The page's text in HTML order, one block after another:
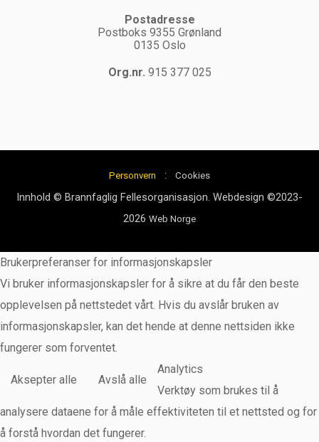
Postadresse
Postboks 9355 Grønland
0135 Oslo
Org.nr. 915 377 025
Personvern : Cookies
Innhold © Brannfaglig Fellesorganisasjon. Webdesign ©2023-
2026 Web Norge
Brukerpreferanser for informasjonskapsler
Vi bruker informasjonskapsler for å sikre at du får den beste
opplevelsen på nettstedet vårt. Hvis du avslår bruken av
informasjonskapsler, kan det hende at denne nettsiden ikke
fungerer som forventet.
Aksepter alle Avslå alle
Analytics
Verktøy som brukes til å
analysere dataene for å måle effektiviteten til et nettsted og for
å forstå hvordan det fungerer.